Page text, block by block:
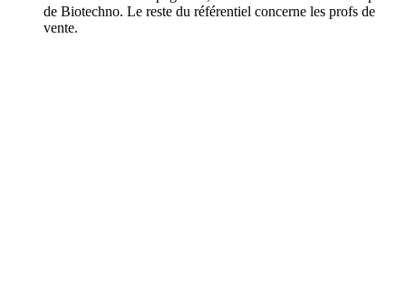
de Biotechno. Le reste du référentiel concerne les profs de
vente.